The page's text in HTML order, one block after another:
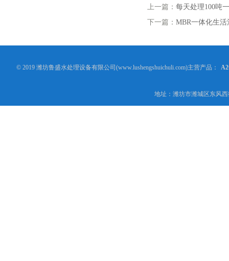
上一篇： 每天处理100吨
下一篇： MBR一体化生
© 2019 潍坊鲁盛水处理设备有限公司(www.lushengshuichuli.com)主营产品：
地址：潍坊市潍城区东风